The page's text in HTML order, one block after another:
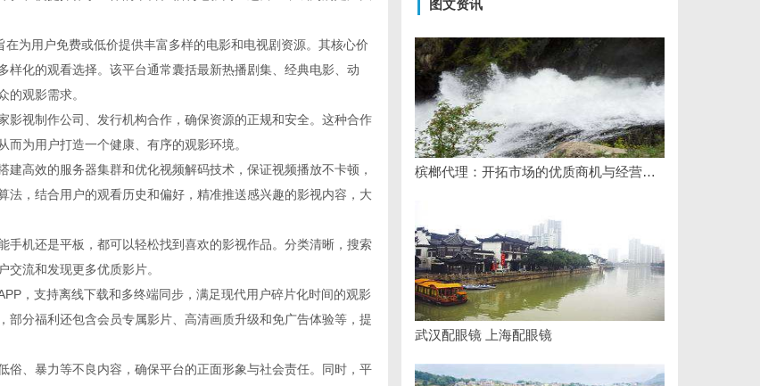
为用户免费或低价提供丰富多样的电影和电视剧资源。其核心价
化的观看选择。该平台通常囊括最新热播剧集、经典电影、动
的观影需求。
视制作公司、发行机构合作，确保资源的正规和安全。这种合作
为用户打造一个健康、有序的观影环境。
高效的服务器集群和优化视频解码技术，保证视频播放不卡顿，
，结合用户的观看历史和偏好，精准推送感兴趣的影视内容，大
机还是平板，都可以轻松找到喜欢的影视作品。分类清晰，搜索
流和发现更多优质影片。
，支持离线下载和多终端同步，满足现代用户碎片化时间的观影
分福利还包含会员专属影片、高清画质升级和免广告体验等，提
、暴力等不良内容，确保平台的正面形象与社会责任。同时，平
图文资讯
槟榔代理：开拓市场的优质商机与经营策略解析
武汉配眼镜 上海配眼镜